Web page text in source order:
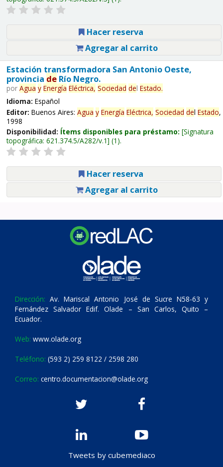
Hacer reserva
Agregar al carrito
Estación transformadora San Antonio Oeste,
provincia deRío Negro.
por Agua y Energía Eléctrica, Sociedad del Estado.
Idioma: Español
Editor: Buenos Aires: Agua y Energía Eléctrica, Sociedad del Estado,
1998
Disponibilidad: Ítems disponibles para préstamo: Signatura
topográfica: 621.374.5/A282/v.1 (1).
Hacer reserva
Agregar al carrito
Dirección: Av. Mariscal Antonio José de Sucre N58-63 y
Fernández Salvador Edif. Olade – San Carlos, Quito –
Ecuador.
Web: www.olade.org
Teléfono: (593 2) 259 8122 / 2598 280
Correo: centro.documentacion@olade.org
Tweets by cubemediaco